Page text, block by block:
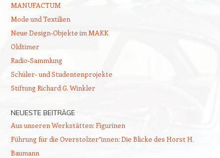
MANUFACTUM
Mode und Textilien
Neue Design-Objekte im MAKK
Oldtimer
Radio-Sammlung
Schüler- und Studentenprojekte
Stiftung Richard G. Winkler
NEUESTE BEITRÄGE
Aus unseren Werkstätten: Figurinen
Führung für die Overstolzer*innen: Die Blicke des Horst H.
Baumann